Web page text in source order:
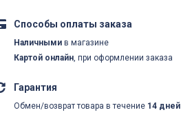
Способы оплаты заказа
Наличнымив магазине
Картой онлайн, при оформлении заказа
Гарантия
Обмен/возврат товара в течение 14 дней